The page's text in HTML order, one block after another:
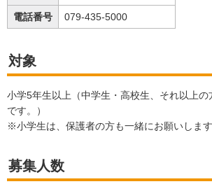
電話番号 079-435-5000
対象
小学5年生以上（中学生・高校生、それ以上の
です。）
※小学生は、保護者の方も一緒にお願いします
募集人数